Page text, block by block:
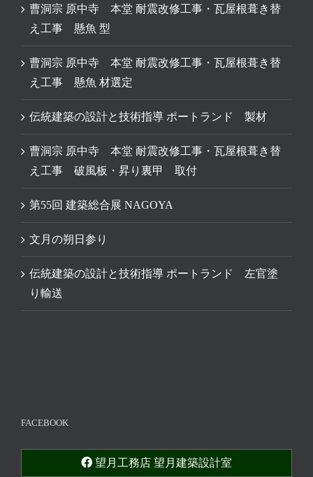
曹洞宗 原中寺 本堂 耐震改修工事・瓦屋根葺き替
え工事 懸魚 型
曹洞宗 原中寺 本堂 耐震改修工事・瓦屋根葺き替
え工事 懸魚 材選定
伝統建築の設計と技術指導 ポートランド 製材
曹洞宗 原中寺 本堂 耐震改修工事・瓦屋根葺き替
え工事 破風板・昇り裏甲 取付
第55回 建築総合展 NAGOYA
文月の朔日参り
伝統建築の設計と技術指導 ポートランド 左官塗
り輸送
FACEBOOK
望月工務店 望月建築設計室